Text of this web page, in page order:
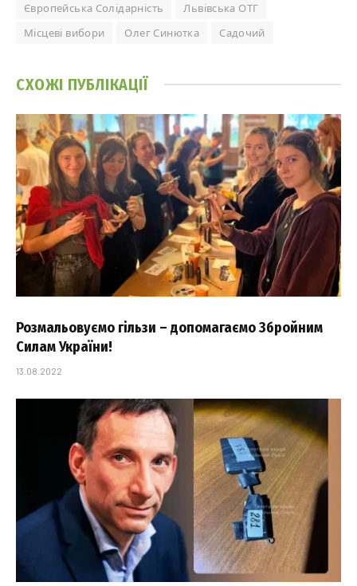
Європейська Солідарність
Львівська ОТГ
Місцеві вибори
Олег Синютка Садочий
СХОЖІ ПУБЛІКАЦІЇ
Розмальовуємо гільзи – допомагаємо Збройним
Силам України!
13.08.2022